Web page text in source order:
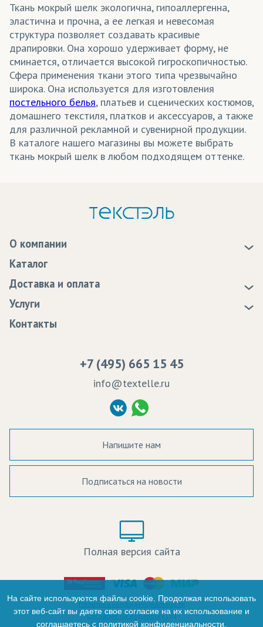
Ткань мокрый шелк экологична, гипоаллергенна,
эластична и прочна, а ее легкая и невесомая
структура позволяет создавать красивые
драпировки. Она хорошо удерживает форму, не
сминается, отличается высокой гигроскопичностью.
Сфера применения ткани этого типа чрезвычайно
широка. Она используется для изготовления
постельного белья, платьев и сценических костюмов,
домашнего текстиля, платков и аксессуаров, а также
для различной рекламной и сувенирной продукции.
В каталоге нашего магазины вы можете выбрать
ткань мокрый шелк в любом подходящем оттенке.
О компании
Статьи
Программа лояльности
Сертификаты качества
Судебные решения
Политика Конфиденциальности
Согласие на обработку ПД
Каталог
Доставка и оплата
Доставка
Оплата
Услуги
Образцы
Контакты
+7 (495) 665 15 45
info@textelle.ru
Напишите нам
Подписаться на новости
Полная версия сайта
Политика конфиденциальности
Согласие на обработку ПД
-
На сайте используются файлы cookie. Продолжая использовать
этот веб-сайт вы даете свое согласие на их использование и
соглашаетесь с политикой конфиденциальности